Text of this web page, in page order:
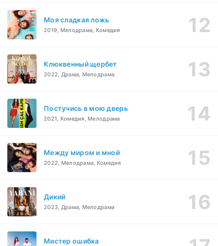
Моя сладкая ложь
2019, Мелодрама, Комедия
Клюквенный щербет
2022, Драма, Мелодрама
Постучись в мою дверь
2021, Комедия, Мелодрама
Между миром и мной
2022, Мелодрама, Комедия
Дикий
2023, Драма, Мелодрама
Мистер ошибка